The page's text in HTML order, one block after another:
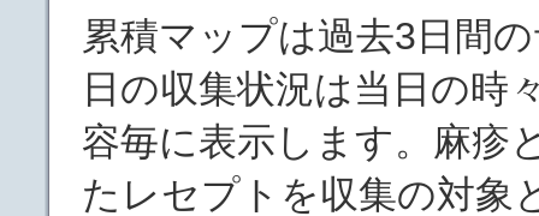
累積マップは過去3日間
日の収集状況は当日の時
容毎に表示します。麻疹
たレセプトを収集の対象